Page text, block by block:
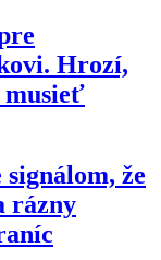
Hrozí,
musieť
že
rázny